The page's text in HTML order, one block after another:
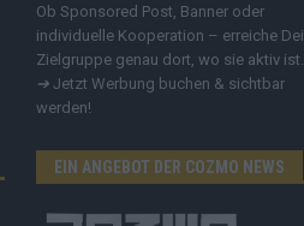
Ob Sponsored Post, Banner oder
individuelle Kooperation – erreiche
Zielgruppe genau dort, wo sie aktiv ist.
➔ Jetzt Werbung buchen & sichtbar
werden!
EIN ANGEBOT DER COZMO NEWS